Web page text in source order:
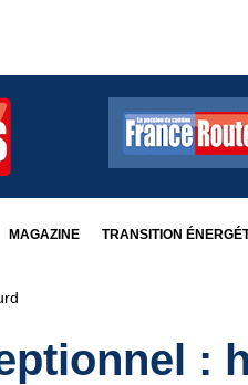
MAGAZINE TRANSITION
: